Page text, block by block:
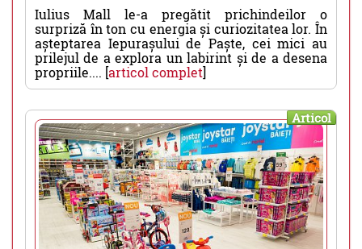
Iulius Mall le-a pregătit prichindeilor o
surpriză în ton cu energia și curiozitatea lor. În
așteptarea Iepurașului de Paște, cei mici au
prilejul de a explora un labirint și de a desena
propriile.... [articol complet]
Articol